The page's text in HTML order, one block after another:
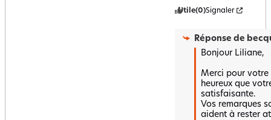
Utile(0)Signaler
Réponse de
Bonjour Liliane,
Merci pour votre
heureux que
satisfaisante.
Vos remarques
aident à rester